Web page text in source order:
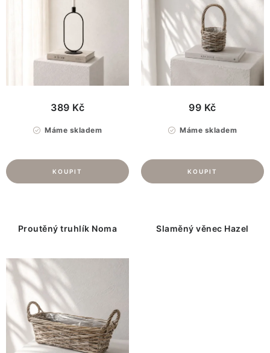
Máme skladem
389 Kč
Máme skladem
99 Kč
Proutěný truhlík Noma Slaměný věnec Hazel